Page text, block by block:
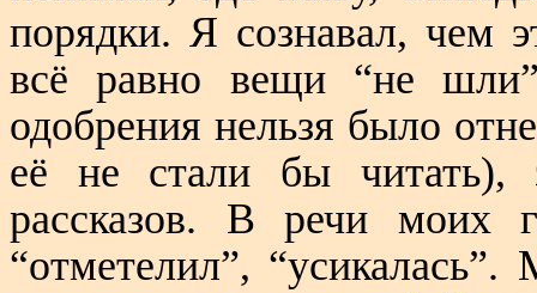
порядки. Я сознавал, чем
всё равно вещи “не
одобрения нельзя было
её не стали бы читать),
рассказов. В речи моих
“отметелил”,